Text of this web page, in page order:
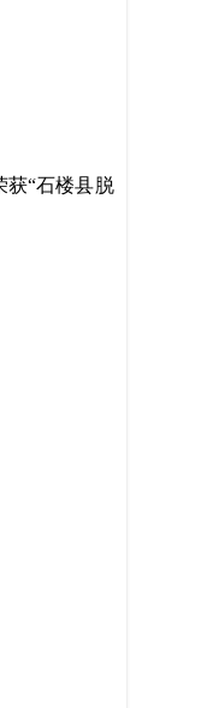
获“石楼县脱